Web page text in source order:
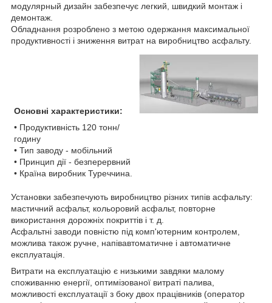
модулярный дизайн забезпечує легкий, швидкий монтаж і
демонтаж.
Обладнання розроблено з метою одержання максимальної
продуктивності і зниження витрат на виробництво асфальту.
Основні характеристики:
• Продуктивність 120 тонн/
годину
• Тип заводу - мобільний
• Принцип дії - безперервний
• Країна виробник Туреччина.
Установки забезпечують виробництво різних типів асфальту:
мастичний асфальт, кольоровий асфальт, повторне
використання дорожніх покриттів і т. д.
Асфальтні заводи повністю під комп'ютерним контролем,
можлива також ручне, напівавтоматичне і автоматичне
експлуатація.
Витрати на експлуатацію є низькими завдяки малому
споживанню енергії, оптимізованої витраті палива,
можливості експлуатації з боку двох працівників (оператор